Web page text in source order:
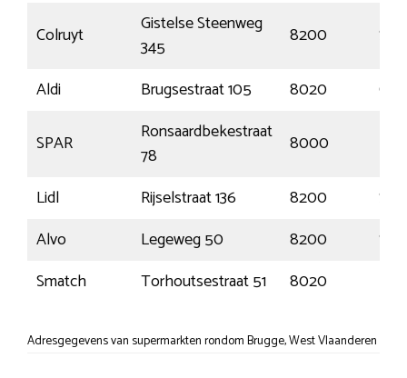
Colruyt
Gistelse Steenweg
345
8200
Aldi
Brugsestraat 105 8020
SPAR
Ronsaardbekestraat
78
8000
Lidl
Rijselstraat 136 8200
Alvo
Legeweg 50 8200
Smatch
Torhoutsestraat 51 8020
Adresgegevens van supermarkten rondom Brugge, West Vlaanderen